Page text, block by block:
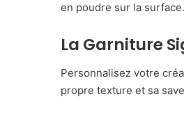
en poudre sur la
La Garniture
Personnalisez votre
propre texture et sa